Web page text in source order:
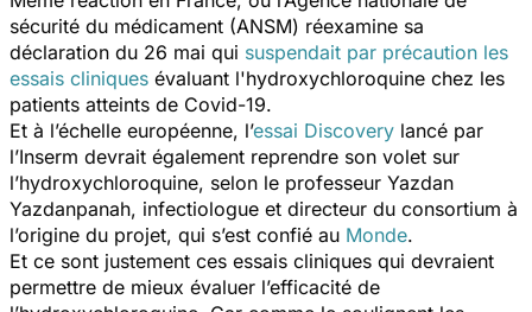
sécurité du médicament (ANSM) réexamine sa
déclaration du 26 mai qui suspendait par précaution les
essais cliniques évaluant l'hydroxychloroquine chez les
patients atteints de Covid-19.
Et à l’échelle européenne, l’essai Discovery lancé par
l’Inserm devrait également reprendre son volet sur
l’hydroxychloroquine, selon le professeur Yazdan
Yazdanpanah, infectiologue et directeur du consortium à
l’origine du projet, qui s’est confié au Monde.
Et ce sont justement ces essais cliniques qui devraient
permettre de mieux évaluer l’efficacité de